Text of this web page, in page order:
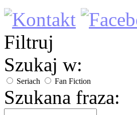
Filtruj
Szukaj w:
Seriach Fan Fiction
Szukana fraza: